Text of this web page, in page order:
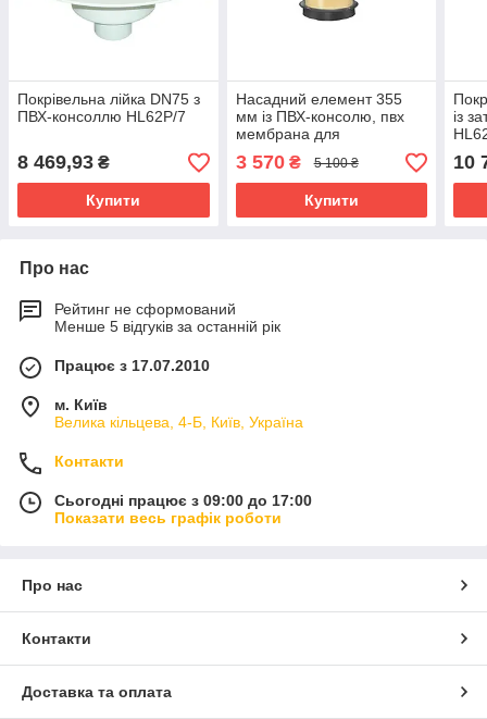
Покрівельна лійка DN75 з
ПВХ-консоллю HL62P/7
8 469,93 ₴
Купити
Насадний елемент 355
мм із ПВХ-консолю, пвх
мембрана для
SitaTrendy
3 570₴ 5 100 ₴
Купити
із
10
Про нас
Рейтинг не сформований
Менше 5 відгуків за останній рік
Працює з 17.07.2010
м. Київ
Велика кільцева, 4-Б, Київ, Україна
Контакти
Сьогодні працює з 09:00 до 17:00
Показати весь графік роботи
Про нас
Контакти
Доставка та оплата